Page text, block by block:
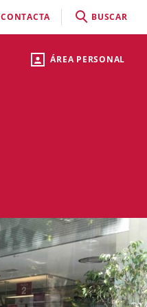
ÁREA PERSONAL
CONTACTA BUSCAR